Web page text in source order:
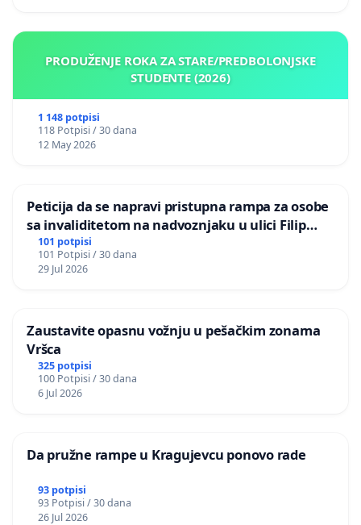
PRODUŽENJE ROKA ZA STARE/PREDBOLONJSKE
STUDENTE (2026)
1 148 potpisi
118 Potpisi / 30 dana
12 May 2026
Peticija da se napravi pristupna rampa za osobe
sa invaliditetom na nadvoznjaku u ulici Filip
Kljajic u Kragujevcu
101 potpisi
101 Potpisi / 30 dana
29 Jul 2026
Zaustavite opasnu vožnju u pešačkim zonama
Vršca
325 potpisi
100 Potpisi / 30 dana
6 Jul 2026
Da pružne rampe u Kragujevcu ponovo rade
93 potpisi
93 Potpisi / 30 dana
26 Jul 2026